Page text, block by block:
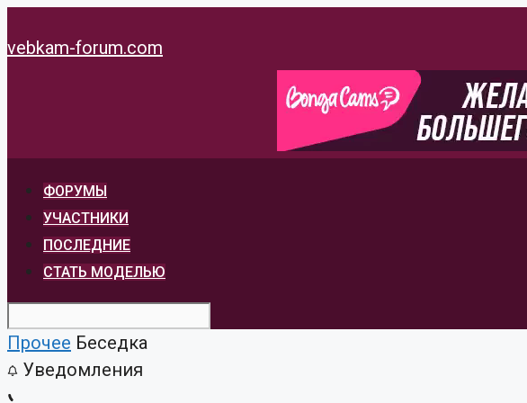
к
vebkam-forum.com
ФОРУМЫ
УЧАСТНИКИ
ПОСЛЕДНИЕ
СТАТЬ МОДЕЛЬЮ
Прочее Беседка
Уведомления